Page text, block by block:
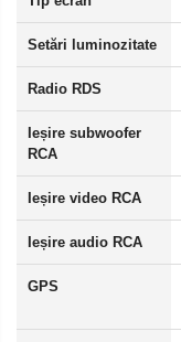
Setări luminozitate
Radio RDS
Ieșire subwoofer
RCA
Ieșire video RCA
Ieșire audio RCA
GPS